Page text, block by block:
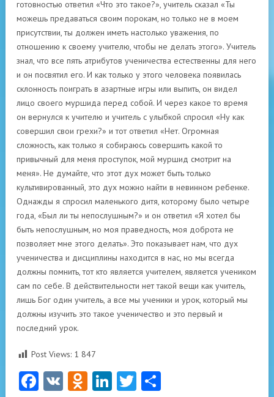
Post Views: 1 847
Facebook
VK Odnoklassniki
LinkedIn
Twitter